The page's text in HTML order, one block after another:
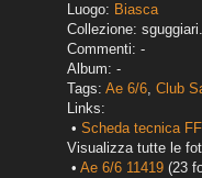
Luogo: Biasca
Collezione:
Commenti: -
Album: -
Tags: Ae 6/6, Club
Links:
• Scheda tecnica
Visualizza tutte le
• Ae 6/6 11419 (23